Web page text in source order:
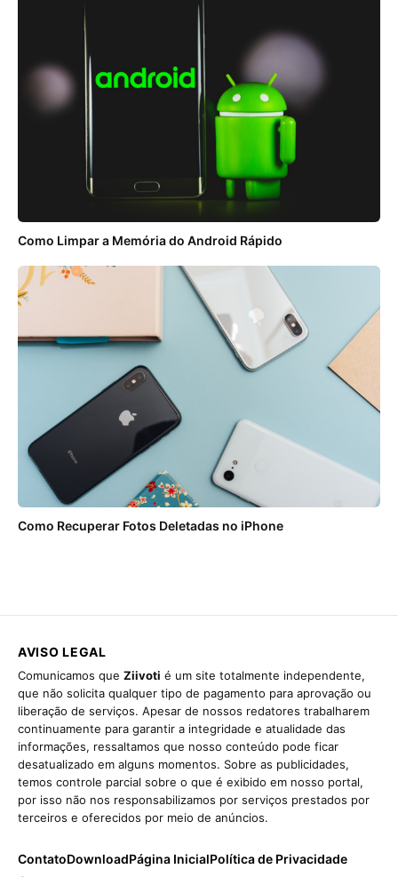
Como Limpar a Memória do Android Rápido
Como Recuperar Fotos Deletadas no iPhone
AVISO LEGAL
Comunicamos que Ziivoti é um site totalmente independente,
que não solicita qualquer tipo de pagamento para aprovação ou
liberação de serviços. Apesar de nossos redatores trabalharem
continuamente para garantir a integridade e atualidade das
informações, ressaltamos que nosso conteúdo pode ficar
desatualizado em alguns momentos. Sobre as publicidades,
temos controle parcial sobre o que é exibido em nosso portal,
por isso não nos responsabilizamos por serviços prestados por
terceiros e oferecidos por meio de anúncios.
ContatoDownloadPágina InicialPolítica de Privacidade